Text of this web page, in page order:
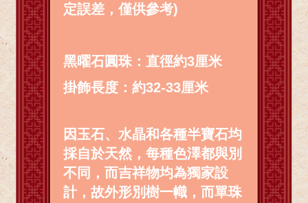
定誤差，僅供參考)
黑曜石圓珠：直徑約3厘米
掛飾長度：約32-33厘米
因玉石、水晶和各種半寶石均
採自於天然，每種色澤都與別
不同，而吉祥物均為獨家設
計，故外形別樹一幟，而單珠